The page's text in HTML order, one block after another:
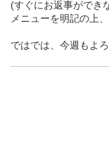
(すぐにお返事ができ
メニューを明記の上
ではでは、今週もよ